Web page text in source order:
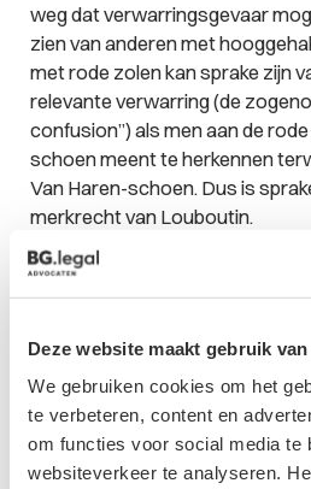
Deze website maakt gebruik
We gebruiken cookies om het
te verbeteren, content en
om functies voor social media te
websiteverkeer te analyseren.
weg dat verwarringsgevaar
zien van anderen met
met rode zolen kan sprake zijn
relevante verwarring (de
confusion”) als men aan de
schoen meent te herkennen
Van Haren-schoen. Dus is
merkrecht van Louboutin.
Kortom,
als merk te
consequent wordt
dan niet incidenteel
worden toegepast.